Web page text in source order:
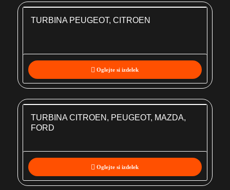
TURBINA PEUGEOT, CITROEN
Oglejte si izdelek
TURBINA CITROEN, PEUGEOT, MAZDA,
FORD
Oglejte si izdelek